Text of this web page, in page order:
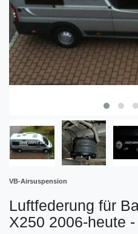
VB-Airsuspension
Luftfederung für
X250 2006-heute